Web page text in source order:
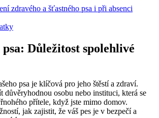
zdravého a šťastného psa i při absenci
Důležitost spolehlivé
psa je klíčová pro jeho štěstí a zdraví.
důvěryhodnou osobu nebo instituci, která se
přítele, když jste mimo domov.
jak zajistit, že váš pes je v bezpečí a